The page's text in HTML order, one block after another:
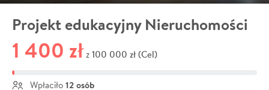
Projekt edukacyjny Nieruchomości
1 400 zł z 100 000 zł (Cel)
Wpłaciło 12 osób